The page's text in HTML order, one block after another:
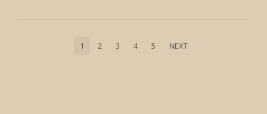
1 2 3 4 5 NEXT